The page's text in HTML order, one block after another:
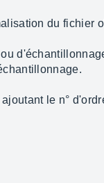
du fichier
le n°